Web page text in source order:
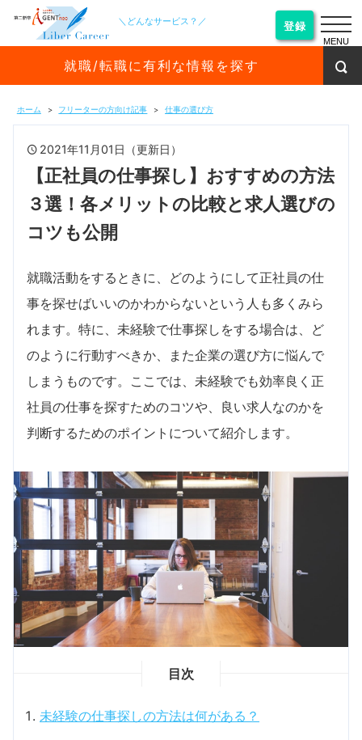
＼どんなサービス？／ 登録
就職/転職に有利な情報を探す
ホーム フリーターの方向け記事 仕事の選び方
2021年11月01日（更新日）
【正社員の仕事探し】おすすめの方法
３選！各メリットの比較と求人選びの
コツも公開
就職活動をするときに、どのようにして正社員の仕
事を探せばいいのかわからないという人も多くみら
れます。特に、未経験で仕事探しをする場合は、ど
のように行動すべきか、また企業の選び方に悩んで
しまうものです。ここでは、未経験でも効率良く正
社員の仕事を探すためのコツや、良い求人なのかを
判断するためのポイントについて紹介します。
目次
未経験の仕事探しの方法は何がある？
MENU